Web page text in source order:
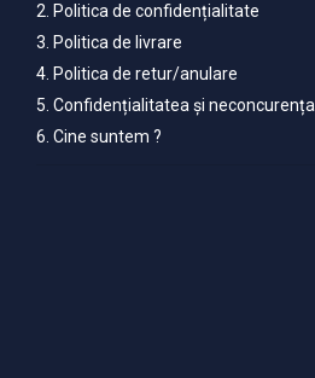
2. Politica de confidențialitate
3. Politica de livrare
4. Politica de retur/anulare
5. Confidențialitatea și neconcurența
6. Cine suntem ?